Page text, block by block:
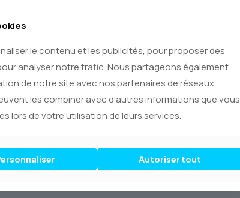
Elle se
chemise en
tranquille.
des
fiers de
flacon de
grand soin via
vous.
l’expression de
le contenu et les publicités, pour proposer des
analyser notre trafic. Nous partageons également
de notre site avec nos partenaires de réseaux
les combiner avec d'autres informations que vous
lors de votre utilisation de leurs services.
Autoriser tout